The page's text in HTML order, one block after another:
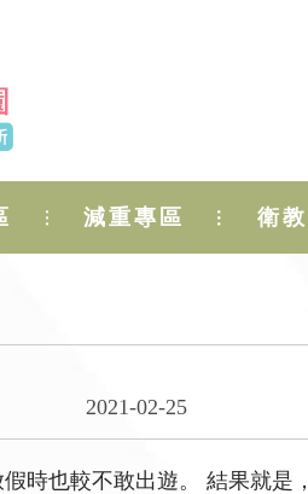
減重專區 衛
2021-02-25
時也較不敢出遊。 結果就